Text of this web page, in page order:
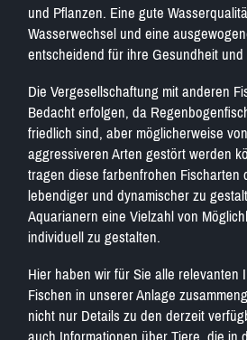
und Pflanzen. Eine gute
Wasserwechsel und eine
entscheidend für ihre Gesundheit
Die Vergesellschaftung mit anderen
Bedacht erfolgen, da
friedlich sind, aber möglicherweise
aggressiveren Arten gestört werden
tragen diese farbenfrohen Fischarten
lebendiger und dynamischer zu
Aquarianern eine Vielzahl von
individuell zu gestalten.
Hier haben wir für Sie alle relevanten
Fischen in unserer Anlage
nicht nur Details zu den derzeit